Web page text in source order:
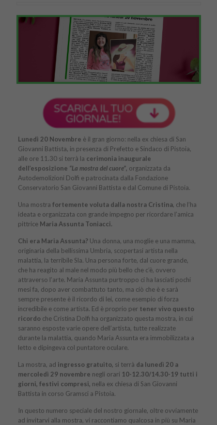
Lunedì 20 Novembre è il gran giorno: nella ex chiesa di San
Giovanni Battista, in presenza di Prefetto e Sindaco di Pistoia,
alle ore 11.30 si terrà la cerimonia inaugurale
dell’esposizione “La mostra del cuore”, organizzata da
Autodemolizioni Dolfi e patrocinata dalla Fondazione
Conservatorio San Giovanni Battista e dal Comune di Pistoia.
Una mostrafortemente voluta dalla nostra Cristina, che l’ha
ideata e organizzata con grande impegno per ricordare l’amica
pittrice Maria Assunta Toniacci.
Chi era Maria Assunta? Una donna, una moglie e una mamma,
originaria della bellissima Umbria, scopertasi artista nella
malattia, la terribile Sla. Una persona forte, dal cuore grande,
che ha reagito al male nel modo più bello che c’è, ovvero
attraverso l’arte. Maria Assunta purtroppo ci ha lasciati pochi
mesi fa, dopo aver combattuto tanto, ma ciò che è e sarà
sempre presente è il ricordo di lei, come esempio di forza
incredibile e come artista. Ed è proprio per tener vivo questo
ricordo che Cristina Dolfi ha organizzato questa mostra, in cui
saranno esposte varie opere dell’artista, tutte realizzate
durante la malattia, quando Maria Assunta era immobilizzata a
letto e dipingeva col puntatore oculare.
La mostra, ad ingresso gratuito, si terrà da lunedì 20 a
mercoledì 29 novembre negli orari 10-12.30/14.30-19 tutti i
giorni, festivi compresi, nella ex chiesa di San Giovanni
Battista in corso Gramsci a Pistoia.
In questo numero speciale del nostro giornale, oltre ovviamente
ad invitarvi alla mostra, vi raccontiamo qualcosa in più su Maria